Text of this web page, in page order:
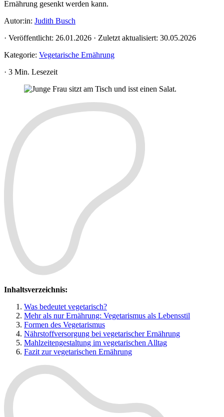
Ernährung gesenkt werden kann.
Autor:in: Judith Busch
· Veröffentlicht: 26.01.2026 · Zuletzt aktualisiert: 30.05.2026
Kategorie: Vegetarische Ernährung
· 3 Min. Lesezeit
Inhaltsverzeichnis:
Was bedeutet vegetarisch?
Mehr als nur Ernährung: Vegetarismus als Lebensstil
Formen des Vegetarismus
Nährstoffversorgung bei vegetarischer Ernährung
Mahlzeitengestaltung im vegetarischen Alltag
Fazit zur vegetarischen Ernährung